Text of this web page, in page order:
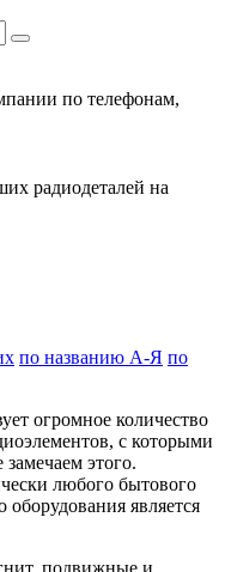
по телефонам,
радиодеталей на
по названию А-Я по
огромное количество
с которыми
этого.
любого бытового
является
подвижные и